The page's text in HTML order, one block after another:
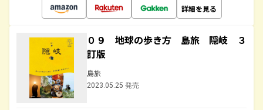
詳細を見る
０９ 地球の歩き方 島旅 隠岐 ３
訂版
島旅
2023.05.25 発売